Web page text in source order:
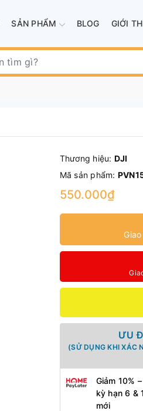
SẢN PHẨM BLOG GIỚI
Thương hiệu: DJI
Mã sản phẩm:
550.000₫
ƯU
(SỬ DỤNG KHI XÁC
Giảm 10%
kỳ hạn 6 &
mới